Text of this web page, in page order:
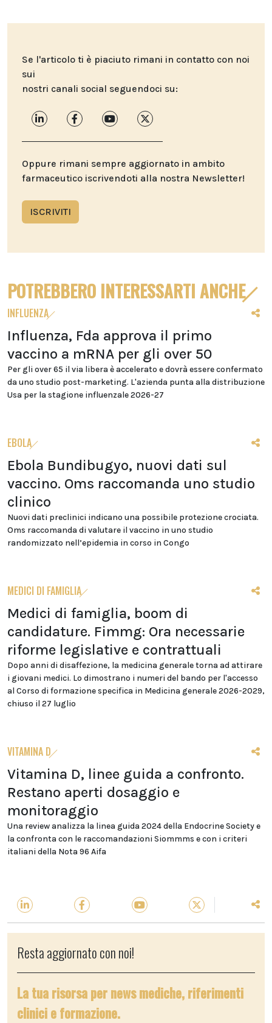
Se l'articolo ti è piaciuto rimani in contatto con noi
sui
nostri canali social seguendoci su:
Oppure rimani sempre aggiornato in ambito
farmaceutico iscrivendoti alla nostra Newsletter!
ISCRIVITI
POTREBBERO INTERESSARTI ANCHE
INFLUENZA
Influenza, Fda approva il primo
vaccino a mRNA per gli over 50
Per gli over 65 il via libera è accelerato e dovrà essere confermato
da uno studio post-marketing. L'azienda punta alla distribuzione
Usa per la stagione influenzale 2026-27
EBOLA
Ebola Bundibugyo, nuovi dati sul
vaccino. Oms raccomanda uno studio
clinico
Nuovi dati preclinici indicano una possibile protezione crociata.
Oms raccomanda di valutare il vaccino in uno studio
randomizzato nell’epidemia in corso in Congo
MEDICI DI FAMIGLIA
Medici di famiglia, boom di
candidature. Fimmg: Ora necessarie
riforme legislative e contrattuali
Dopo anni di disaffezione, la medicina generale torna ad attirare
i giovani medici. Lo dimostrano i numeri del bando per l'accesso
al Corso di formazione specifica in Medicina generale 2026-2029,
chiuso il 27 luglio
VITAMINA D
Vitamina D, linee guida a confronto.
Restano aperti dosaggio e
monitoraggio
Una review analizza la linea guida 2024 della Endocrine Society e
la confronta con le raccomandazioni Siommms e con i criteri
italiani della Nota 96 Aifa
Resta aggiornato con noi!
La tua risorsa per news mediche, riferimenti
clinici e formazione.